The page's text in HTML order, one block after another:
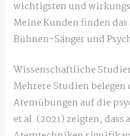
wichtigsten und
Meine Kunden finden
Bühnen-Sänger und
Wissenschaftliche
Mehrere Studien
Atemübungen auf die
et al. (2021) zeigten,